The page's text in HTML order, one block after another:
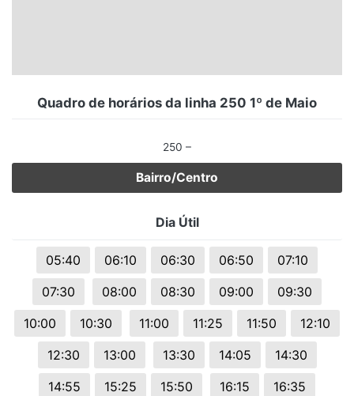
Quadro de horários da linha 250 1º de Maio
250 –
Bairro/Centro
Dia Útil
05:40 06:10 06:30 06:50
07:10
07:30
08:00 08:30 09:00
09:30
10:00
10:30 11:00 11:25 11:50
12:10
12:30
13:00 13:30 14:05
14:30
14:55
15:25 15:50 16:15
16:35